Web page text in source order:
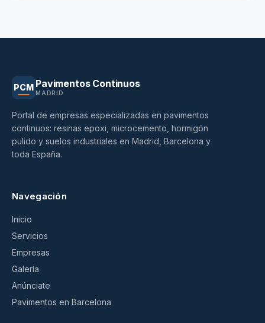
PCM Pavimentos Continuos
MADRID
Portal de empresas especializadas en pavimentos
continuos: resinas epoxi, microcemento, hormigón
pulido y suelos industriales en Madrid, Barcelona y
toda España.
Navegación
Inicio
Servicios
Empresas
Galería
Anúnciate
Pavimentos en Barcelona